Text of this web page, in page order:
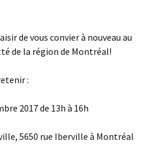
de vous convier à nouveau au
de la région de Montréal!
:
2017 de 13h à 16h
5650 rue Iberville à Montréal